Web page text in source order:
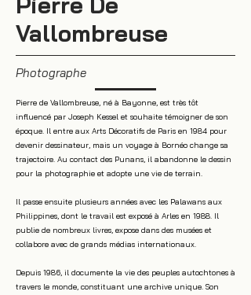
Vallombreuse
Photographe
Pierre de Vallombreuse, né à Bayonne, est très tôt
influencé par Joseph Kessel et souhaite témoigner de son
époque. Il entre aux Arts Décoratifs de Paris en 1984 pour
devenir dessinateur, mais un voyage à Bornéo change sa
trajectoire. Au contact des Punans, il abandonne le dessin
pour la photographie et adopte une vie de terrain.
Il passe ensuite plusieurs années avec les Palawans aux
Philippines, dont le travail est exposé à Arles en 1988. Il
publie de nombreux livres, expose dans des musées et
collabore avec de grands médias internationaux.
Depuis 1986, il documente la vie des peuples autochtones à
travers le monde, constituant une archive unique. Son